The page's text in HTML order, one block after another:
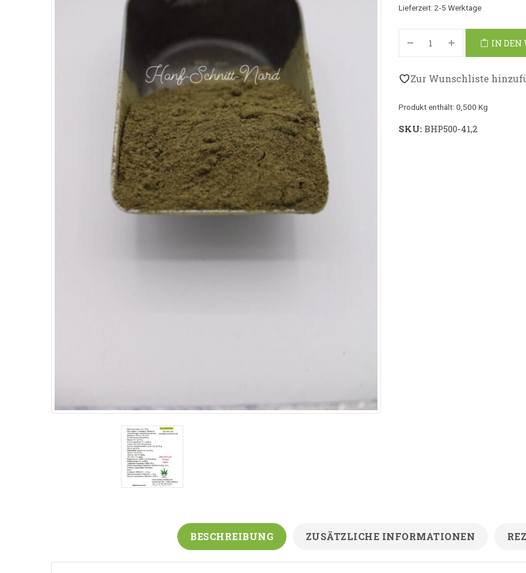
Lieferzeit: 2-5 Werktage
IN DEN
Zur Wunschliste
Produkt enthält: 0,500 Kg
SKU: BHP500-41,2
BESCHREIBUNG ZUSÄTZLICHE INFORMATIONEN